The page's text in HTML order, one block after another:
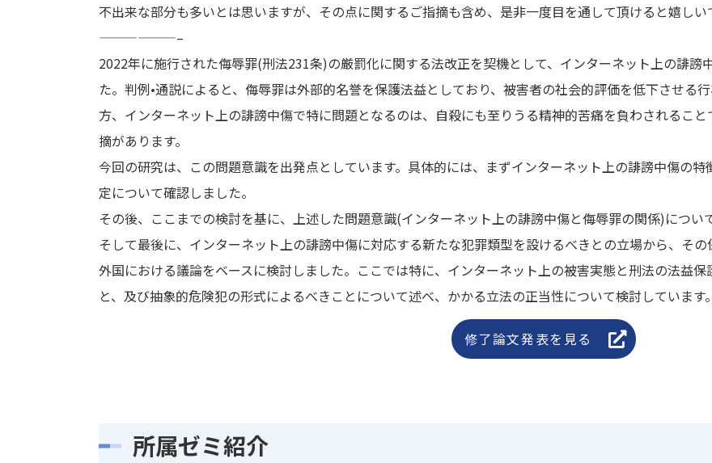
不出来な部分も多いとは思いますが、その点に関するご指摘も含め、是非一度目を通して頂けると嬉しい
——————–
2022年に施行された侮辱罪(刑法231条)の厳罰化に関する法改正を契機として、インターネット上の誹謗
た。判例•通説によると、侮辱罪は外部的名誉を保護法益としており、被害者の社会的評価を低下させる
方、インターネット上の誹謗中傷で特に問題となるのは、自殺にも至りうる精神的苦痛を負わされるこ
摘があります。
今回の研究は、この問題意識を出発点としています。具体的には、まずインターネット上の誹謗中傷の
定について確認しました。
その後、ここまでの検討を基に、上述した問題意識(インターネット上の誹謗中傷と侮辱罪の関係)につい
そして最後に、インターネット上の誹謗中傷に対応する新たな犯罪類型を設けるべきとの立場から、そ
外国における議論をベースに検討しました。ここでは特に、インターネット上の被害実態と刑法の法益
と、及び抽象的危険犯の形式によるべきことについて述べ、かかる立法の正当性について検討しています。
修了論文発表を見る
所属ゼミ紹介